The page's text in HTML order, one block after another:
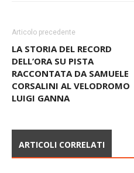
Articolo precedente
LA STORIA DEL RECORD
DELL’ORA SU PISTA
RACCONTATA DA SAMUELE
CORSALINI AL VELODROMO
LUIGI GANNA
ARTICOLI CORRELATI